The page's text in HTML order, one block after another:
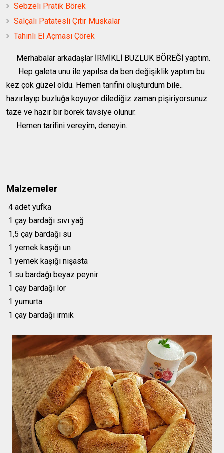
Sebzeli Pratik Börek
Salçalı Patatesli Çıtır Muskalar
Tahinli El Açması Çörek
Merhabalar arkadaşlar İRMİKLİ BUZLUK BÖREĞİ yaptım.
Hep galeta unu ile yapılsa da ben değişiklik yaptım bu
kez çok güzel oldu. Hemen tarifini oluşturdum bile..
hazırlayıp buzluğa koyuyor dilediğiz zaman pişiriyorsunuz
taze ve hazır bir börek tavsiye olunur.
Hemen tarifini vereyim, deneyin.
Malzemeler
4 adet yufka
1 çay bardağı sıvı yağ
1,5 çay bardağı su
1 yemek kaşığı un
1 yemek kaşığı nişasta
1 su bardağı beyaz peynir
1 çay bardağı lor
1 yumurta
1 çay bardağı irmik